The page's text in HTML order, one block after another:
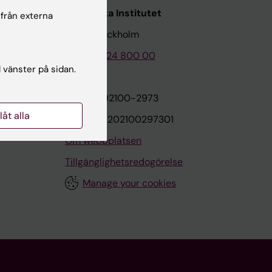
Karolinska Institutet
171 77 Stockholm
Tel: 08-524 800 00
Org.nr: 202100-2973
VAT.nr: SE202100297301
Om webbplatsen
Tillgänglighetsredogörelse
Manage your cookies
externa
på sidan.
alla